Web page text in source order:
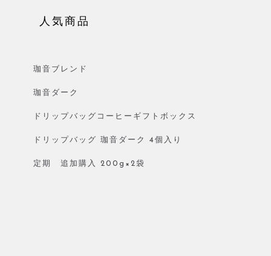
人気商品
珈音ブレンド
珈音ダーク
ドリップバッグコーヒーギフトボックス
ドリップバッグ 珈音ダーク 4個入り
定期 追加購入 200g×2袋